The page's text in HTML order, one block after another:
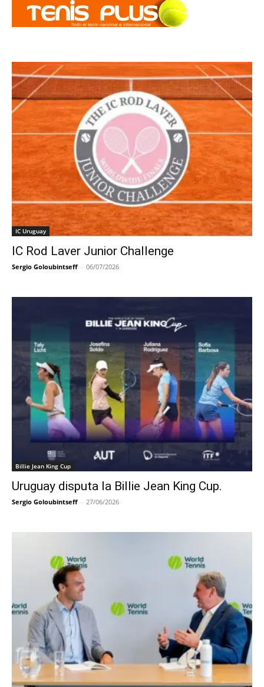
IC Uruguay
IC Rod Laver Junior Challenge
Sergio Goloubintseff - 06/07/2026
Billie Jean King Cup
Uruguay disputa la Billie Jean King Cup.
Sergio Goloubintseff - 27/06/2026